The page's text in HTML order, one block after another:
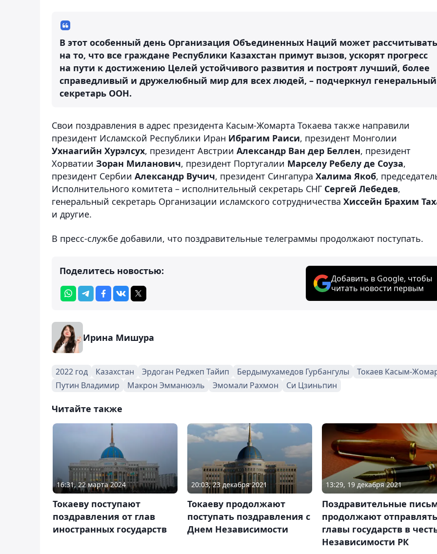
В этот особенный день Организация Объединенных Наций может рассчитывать
на то, что все граждане Республики Казахстан примут вызов, ускорят прогресс
на пути к достижению Целей устойчивого развития и построят лучший, более
справедливый и дружелюбный мир для всех людей, – подчеркнул генеральный
секретарь ООН.
Свои поздравления в адрес президента Касым-Жомарта Токаева также направили
президент Исламской Республики Иран Ибрагим Раиси, президент Монголии
Ухнаагийн Хурэлсух, президент Австрии Александр Ван дер Беллен, президент
Хорватии Зоран Миланович, президент Португалии Марселу Ребелу де Соуза,
президент Сербии Александр Вучич, президент Сингапура Халима Якоб,
Исполнительного комитета – исполнительный секретарь СНГ Сергей Лебедев,
генеральный секретарь Организации исламского сотрудничества Хиссейн Брахим
и другие.
В пресс-службе добавили, что поздравительные телеграммы продолжают поступать.
Поделитесь новостью:
Добавить в Google, чтобы
читать новости первым
Ирина Мишура
2022 год Казахстан Эрдоган Реджеп Тайип Бердымухамедов Гурбангулы
Токаев Касым-
Путин Владимир
Макрон Эмманюэль Эмомали Рахмон Си Цзиньпин
Читайте также
16:31, 22 марта 2024
Токаеву поступают
поздравления от глав
иностранных государств
20:03, 23 декабря 2021
Токаеву продолжают
поступать поздравления с
Днем Независимости
13:29, 19 декабря 2021
Поздравительные
продолжают отправлять
главы государств в
Независимости РК